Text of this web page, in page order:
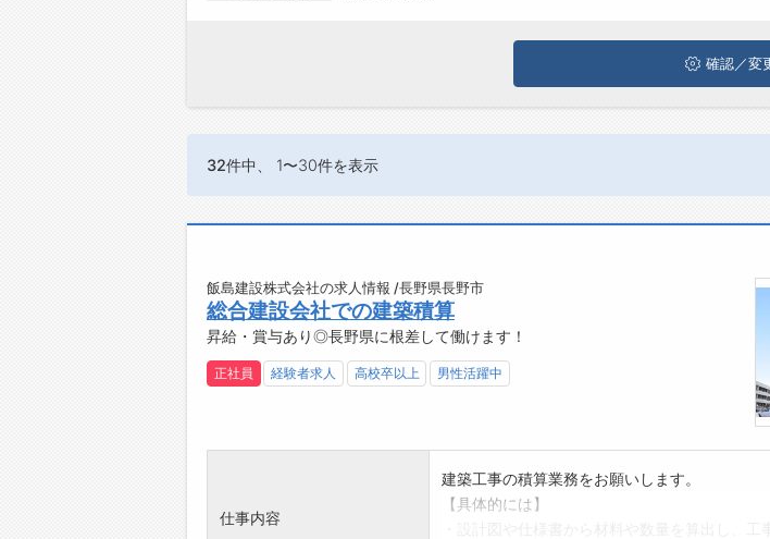
確認／変
32件中、 1〜30件を表示
飯島建設株式会社の求人情報 /長野県長野市
総合建設会社での建築積算
昇給・賞与あり◎長野県に根差して働けます！
正社員 経験者求人 高校卒以上 男性活躍中
仕事内容
建築工事の積算業務をお願いします。
【具体的には】